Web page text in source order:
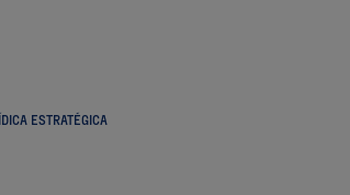
ESTRATÉGICA